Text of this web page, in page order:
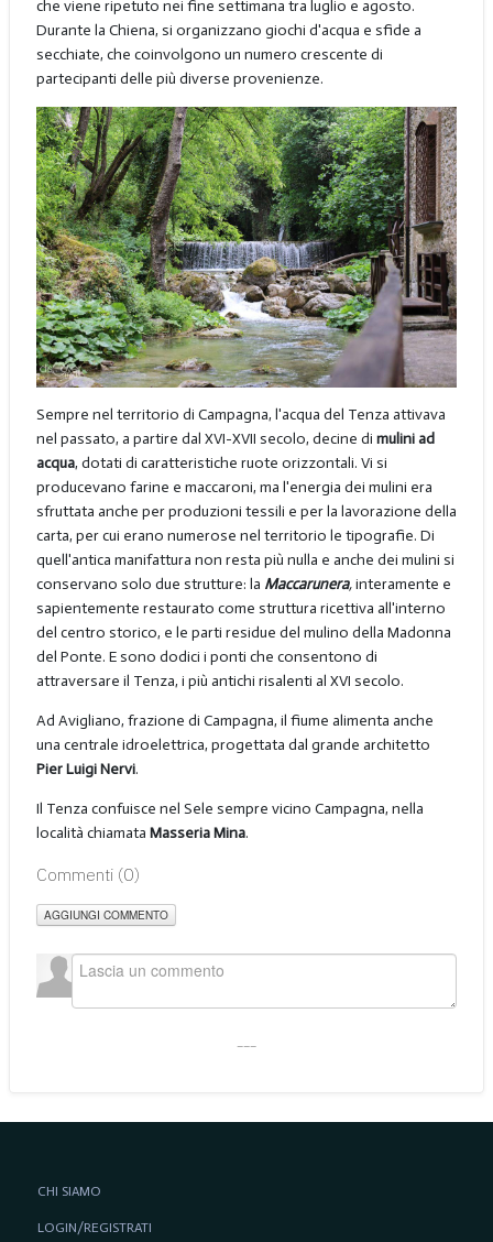
che viene ripetuto nei fine settimana tra luglio e agosto.
Durante la Chiena, si organizzano giochi d'acqua e sfide a
secchiate, che coinvolgono un numero crescente di
partecipanti delle più diverse provenienze.
Sempre nel territorio di Campagna, l'acqua del Tenza attivava
nel passato, a partire dal XVI-XVII secolo, decine di mulini ad
acqua, dotati di caratteristiche ruote orizzontali. Vi si
producevano farine e maccaroni, ma l'energia dei mulini era
sfruttata anche per produzioni tessili e per la lavorazione della
carta, per cui erano numerose nel territorio le tipografie. Di
quell'antica manifattura non resta più nulla e anche dei mulini si
conservano solo due strutture: la Maccarunera,interamente e
sapientemente restaurato come struttura ricettiva all'interno
del centro storico, e le parti residue del mulino della Madonna
del Ponte. E sono dodici i ponti che consentono di
attraversare il Tenza, i più antichi risalenti al XVI secolo.
Ad Avigliano, frazione di Campagna, il fiume alimenta anche
una centrale idroelettrica, progettata dal grande architetto
Pier Luigi Nervi.
Il Tenza confuisce nel Sele sempre vicino Campagna, nella
località chiamata Masseria Mina.
Commenti (0)
AGGIUNGI COMMENTO
CHI SIAMO
LOGIN/REGISTRATI